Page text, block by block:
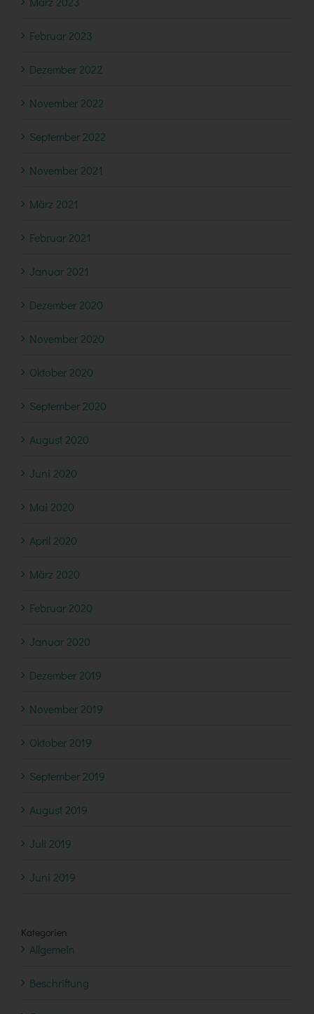
Februar 2023
Dezember 2022
November 2022
September 2022
November 2021
März 2021
Februar 2021
Januar 2021
Dezember 2020
November 2020
Oktober 2020
September 2020
August 2020
Juni 2020
Mai 2020
April 2020
März 2020
Februar 2020
Januar 2020
Dezember 2019
November 2019
Oktober 2019
September 2019
August 2019
Juli 2019
Juni 2019
Kategorien
Allgemein
Beschriftung